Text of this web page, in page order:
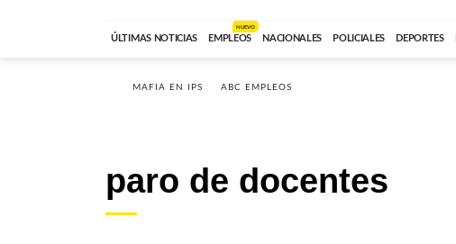
ÚLTIMAS NOTICIAS EMPLEOS
NUEVO
NACIONALES POLICIALES DEPORTES
MAFIA EN IPS ABC EMPLEOS
paro de docentes